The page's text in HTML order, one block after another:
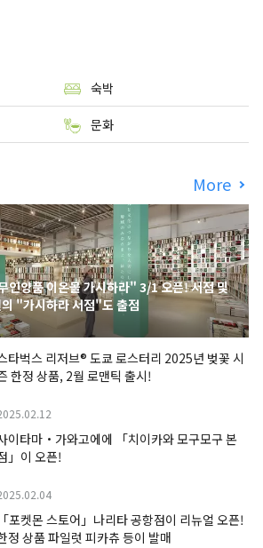
숙박
문화
More
인양품 이온몰 가시하라" 3/1 오픈! 서점 및
"가시하라 서점"도 출점
타벅스 리저브® 도쿄 로스터리 2025년 벚꽃 시
한정 상품, 2월 로맨틱 출시!
이타마・가와고에에 「치이카와 모구모구 본
」이 오픈!
「포켓몬 스토어」나리타 공항점이 리뉴얼 오픈!
정 상품 파일럿 피카츄 등이 발매